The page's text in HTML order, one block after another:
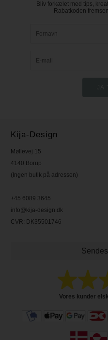
Bliv forkælet med tips,
Rabatkoden
Kija-Design
Møllevej 15
4140 Borup
(Ingen butik på adressen)
+45 6089 3645
info@kija-design.dk
CVR: DK35501746
Vores kunder